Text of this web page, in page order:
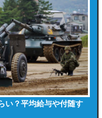
い？平均給与や付随す